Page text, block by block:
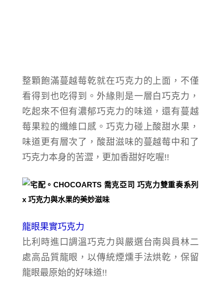
整顆飽滿蔓越莓乾就在巧克力的上面，不僅
看得到也吃得到。外緣則是一層白巧克力，
吃起來不但有濃郁巧克力的味道，還有蔓越
莓果粒的纖維口感。 巧克力碰上酸甜水果，
味道更有層次了， 酸甜滋味的蔓越莓中和了
巧克力本身的苦澀，更加香甜好吃喔!!
龍眼果實巧克力
比利時進口調溫巧克力與嚴選台南與員林二
處高品質龍眼，以傳統煙燻手法烘乾，保留
龍眼最原始的好味道!!